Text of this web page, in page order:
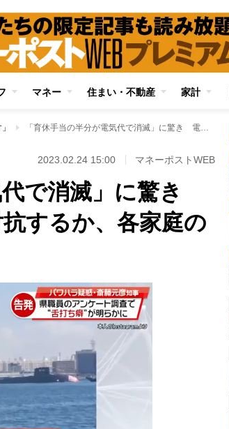
マネー 住まい・不動産 家計
「育休手当の半分が電気代で消滅」に驚き 電気料金値上げにどう対抗するか、各家庭の悩みと工夫
2023.02.24 15:00 マネーポストWEB
代で消滅」に驚き
するか、各家庭の
次の動画まで 2
キャンセル